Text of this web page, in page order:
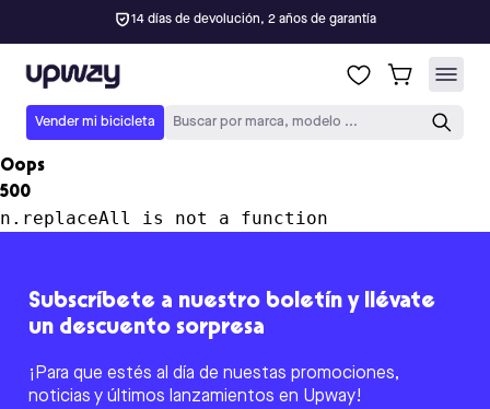
14 días de devolución, 2 años de garantía
Upway
Vender mi bicicleta Buscar por marca, modelo ...
Oops
500
n.replaceAll is not a function
Subscríbete a nuestro boletín y llévate
un descuento sorpresa
¡Para que estés al día de nuestas promociones,
noticias y últimos lanzamientos en Upway!